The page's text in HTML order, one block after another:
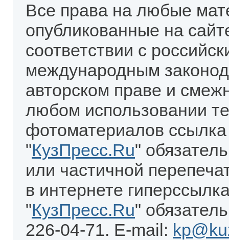
Все права на любые
опубликованные на
соответствии с
международным
авторском праве и
любом использовании
фотоматериалов
"КузПресс.Ru"
или частичной
в интернете
"КузПресс.Ru"
226-04-71. E-mail: